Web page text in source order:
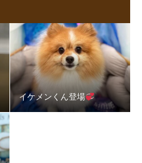
イケメンくん登場